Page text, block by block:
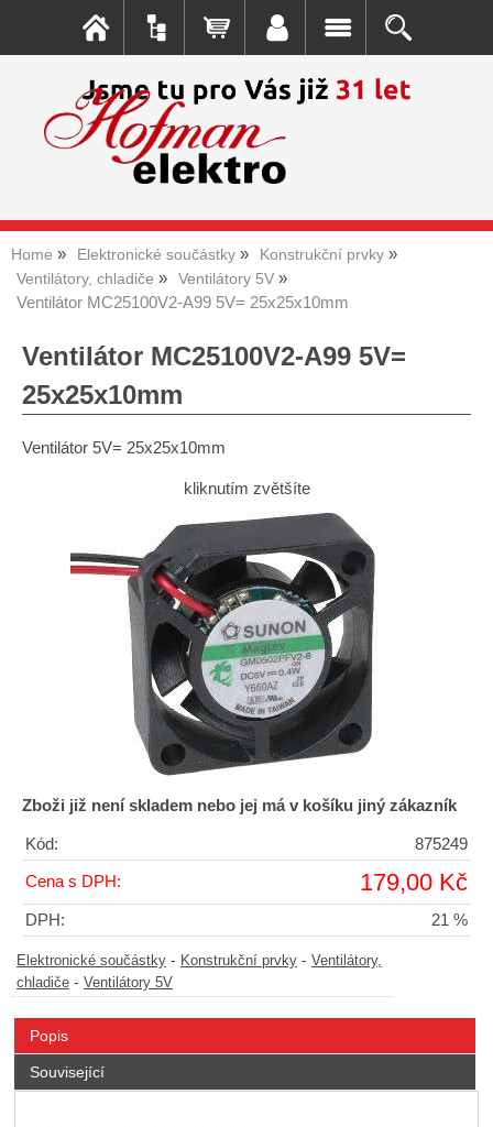
Home Elektronické součástky
Konstrukční prvky
Ventilátory, chladiče
Ventilátory 5V
Ventilátor MC25100V2-A99 5V= 25x25x10mm
Ventilátor MC25100V2-A99 5V=
25x25x10mm
Ventilátor 5V= 25x25x10mm
kliknutím zvětšíte
Zboži již není skladem nebo jej má v košíku jiný zákazník
Kód: 875249
Cena s DPH: 179,00 Kč
DPH: 21 %
Elektronické součástky - Konstrukční prvky - Ventilátory,
chladiče - Ventilátory 5V
Popis
Související